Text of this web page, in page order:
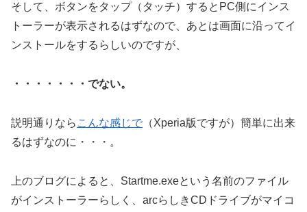
そして、ボタンをタップ（タッチ）するとPC側にインス
トーラーが表示されるはずなので、あとは画面に沿ってイ
ンストールをするらしいのですが、
・・・・・・・でない。
説明通りなら こんな感じで（Xperia版ですが）簡単に出来
るはずなのに・・・。
上のブログによると、Startme.exeという名前のファイル
がインストーラーらしく、arcらしきCDドライブがマイコ